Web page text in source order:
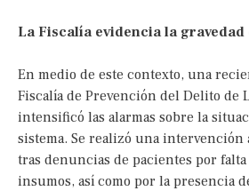
La Fiscalía evidencia la
En medio de este contexto, una
Fiscalía de Prevención del Delito de
intensificó las alarmas sobre la
sistema. Se realizó una intervención
tras denuncias de pacientes por
insumos, así como por la presencia